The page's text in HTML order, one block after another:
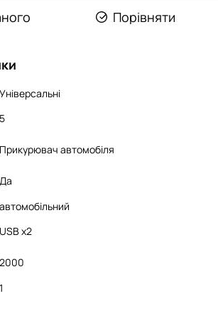
Порівняти
Універсальні
5
Прикурювач автомобіля
Да
автомобільний
USB x2
2000
1